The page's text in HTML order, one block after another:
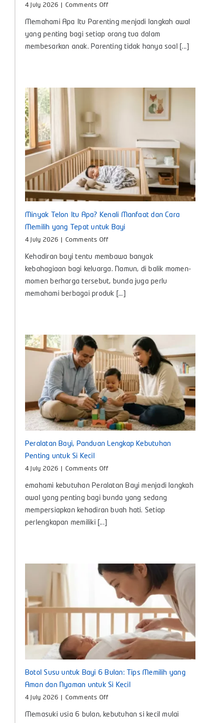
4 July 2026 Comments Offon
Itu
Parenting?,
Panduan
Lengkap
Bunda
Memahami Apa Itu Parenting menjadi langkah awal
yang penting bagi setiap orang tua dalam
membesarkan anak. Parenting tidak hanya soal [...]
Minyak Telon Itu Apa? Kenali Manfaat dan Cara
Memilih yang Tepat untuk Bayi
4 July 2026 Comments Offon
Telon
Itu
Apa?
Manfaat
untuk
Bayi
Kehadiran bayi tentu membawa banyak
kebahagiaan bagi keluarga. Namun, di balik momen-
momen berharga tersebut, bunda juga perlu
memahami berbagai produk [...]
Peralatan Bayi, Panduan Lengkap Kebutuhan
Penting untuk Si Kecil
4 July 2026 Comments Offon
Bayi,
Panduan
Lengkap
emahami kebutuhan Peralatan Bayi menjadi langkah
awal yang penting bagi bunda yang sedang
mempersiapkan kehadiran buah hati. Setiap
perlengkapan memiliki [...]
Botol Susu untuk Bayi 6 Bulan: Tips Memilih yang
Aman dan Nyaman untuk Si Kecil
4 July 2026 Comments Offon
Susu
Memasuki usia 6 bulan, kebutuhan si kecil mulai